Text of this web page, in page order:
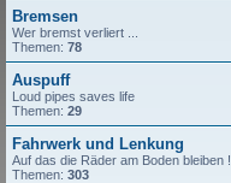
Bremsen
Wer bremst verliert ...
Themen: 78
Auspuff
Loud pipes saves life
Themen: 29
Fahrwerk und Lenkung
Auf das die Räder am Boden bleiben !
Themen: 303